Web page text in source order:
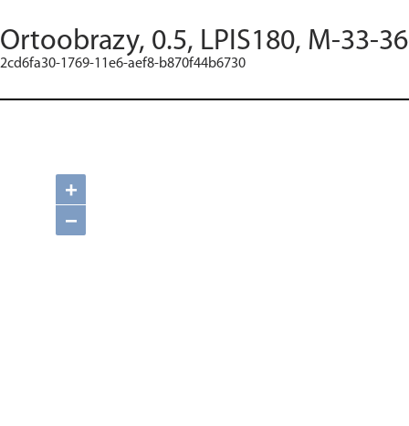
Ortoobrazy, 0.5, LPIS180, M-33-
2cd6fa30-1769-11e6-aef8-b870f44b6730
+
−